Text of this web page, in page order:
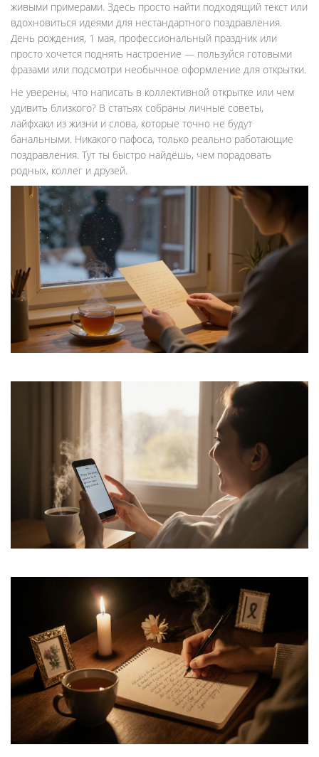
живыми примерами. Здесь просто найти подходящий текст или
вдохновиться идеями для нестандартного поздравления.
День рождения, 1 мая, профессиональный праздник или
просто хочется поднять настроение — пользуйся готовыми
фразами или подсмотри необычное оформление для открытки.
Не уверены, что написать в коллективной открытке или чем
удивить близкого? В статьях собраны личные советы,
лайфхаки из жизни и слова, которые точно не будут
банальными. Никакого пафоса, только реально работающие
поздравления. Тут ты быстро найдёшь, чем порадовать
родных, коллег и друзей.